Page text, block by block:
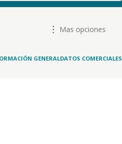
Mas opciones
GENERALDATOS COMERCIALES